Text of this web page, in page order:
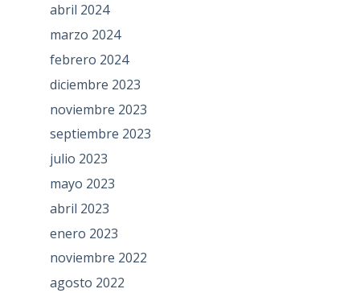
abril 2024
marzo 2024
febrero 2024
diciembre 2023
noviembre 2023
septiembre 2023
julio 2023
mayo 2023
abril 2023
enero 2023
noviembre 2022
agosto 2022